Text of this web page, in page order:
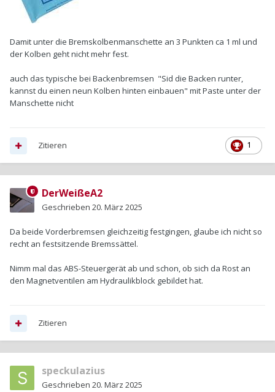
Damit unter die Bremskolbenmanschette an 3 Punkten ca 1 ml und
der Kolben geht nicht mehr fest.
auch das typische bei Backenbremsen "Sid die Backen runter,
kannst du einen neun Kolben hinten einbauen" mit Paste unter der
Manschette nicht
1
Zitieren
DerWeißeA2
Geschrieben 20. März 2025
Da beide Vorderbremsen gleichzeitig festgingen, glaube ich nicht so
recht an festsitzende Bremssättel.
Nimm mal das ABS-Steuergerät ab und schon, ob sich da Rost an
den Magnetventilen am Hydraulikblock gebildet hat.
Zitieren
speckulazius
Geschrieben 20. März 2025